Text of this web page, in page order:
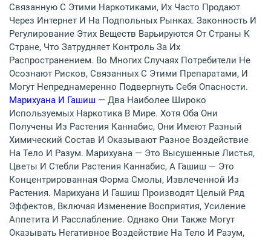
Связанную С Этими Наркотиками, Их Часто Продают
Через Интернет И На Подпольных Рынках. Законность И
Регулирование Этих Веществ Варьируются От Страны К
Стране, Что Затрудняет Контроль За Их
Распространением. Во Многих Случаях Потребители Не
Осознают Рисков, Связанных С Этими Препаратами, И
Могут Непреднамеренно Подвергнуть Себя Опасности.
Марихуана И Гашиш — Два Наиболее Широко
Используемых Наркотика В Мире. Хотя Оба Они
Получены Из Растения Каннабис, Они Имеют Разный
Химический Состав И Оказывают Разное Воздействие
На Тело И Разум. Марихуана — Это Высушенные Листья,
Цветы И Стебли Растения Каннабис, А Гашиш — Это
Концентрированная Форма Смолы, Извлеченной Из
Растения. Марихуана И Гашиш Производят Целый Ряд
Эффектов, Включая Изменение Восприятия, Усиление
Аппетита И Расслабление. Однако Они Также Могут
Оказывать Негативное Воздействие На Тело И Разум,